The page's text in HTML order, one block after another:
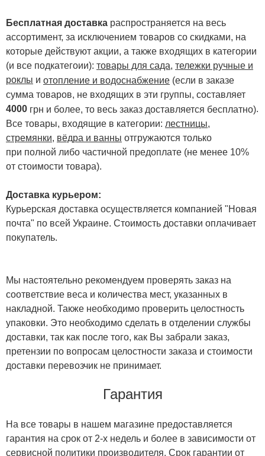
Бесплатная доставка распространяется на весь
ассортимент, за исключением товаров со скидками, на
которые действуют акции, а также входящих в категории
(и все подкатегоии): товары для сада, тележки ручные и
роклы и отопление и водоснабжение (если в заказе
сумма товаров, не входящих в эти группы, составляет
4000 грн и более, то весь заказ доставляется бесплатно).
Все товары, входящие в категории: лестницы,
стремянки, вёдра и ванны отгружаются только
при полной либо частичной предоплате (не менее 10%
от стоимости товара).
Доставка курьером:
Курьерская доставка осуществляется компанией "Новая
почта" по всей Украине. Стоимость доставки оплачивает
покупатель.
Мы настоятельно рекомендуем проверять заказ на
соответствие веса и количества мест, указанных в
накладной. Также необходимо проверить целостность
упаковки. Это необходимо сделать в отделении службы
доставки, так как после того, как Вы забрали заказ,
претензии по вопросам целостности заказа и стоимости
доставки перевозчик не принимает.
Гарантия
На все товары в нашем магазине предоставляется
гарантия на срок от 2-х недель и более в зависимости от
сервисной политики производителя. Срок гарантии от